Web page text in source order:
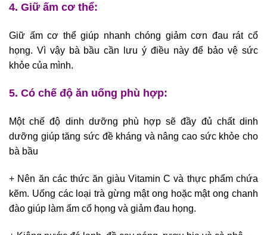
4. Giữ ấm cơ thể:
Giữ ấm cơ thể giúp nhanh chóng giảm cơn đau rát cổ
họng. Vì vậy bà bầu cần lưu ý điều này để bảo vệ sức
khỏe của mình.
5. Có chế độ ăn uống phù hợp:
Một chế độ dinh dưỡng phù hợp sẽ đầy đủ chất dinh
dưỡng giúp tăng sức đề kháng và nâng cao sức khỏe cho
bà bầu
+ Nên ăn các thức ăn giàu Vitamin C và thực phẩm chứa
kẽm. Uống các loại trà gừng mật ong hoặc mật ong chanh
đào giúp làm ấm cổ họng và giảm đau họng.